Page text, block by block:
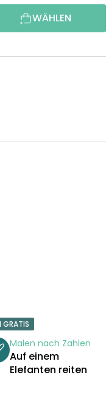
WÄHLEN
GRATIS
Malen nach Zahlen
Auf einem
Elefanten reiten